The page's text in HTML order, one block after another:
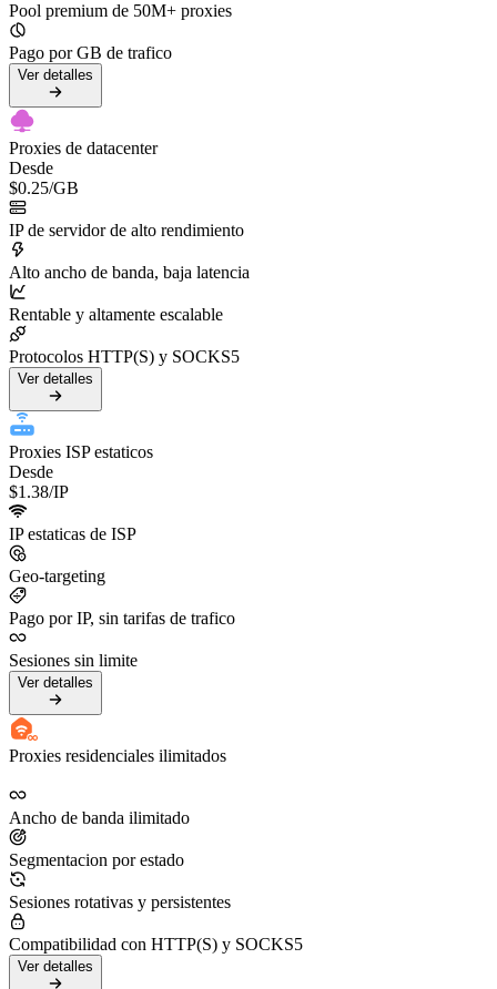
Pool premium de 50M+ proxies
Pago por GB de trafico
Ver detalles
Proxies de datacenter
Desde
$0.25/GB
IP de servidor de alto rendimiento
Alto ancho de banda, baja latencia
Rentable y altamente escalable
Protocolos HTTP(S) y SOCKS5
Ver detalles
Proxies ISP estaticos
Desde
$1.38/IP
IP estaticas de ISP
Geo-targeting
Pago por IP, sin tarifas de trafico
Sesiones sin limite
Ver detalles
Proxies residenciales ilimitados
Ancho de banda ilimitado
Segmentacion por estado
Sesiones rotativas y persistentes
Compatibilidad con HTTP(S) y SOCKS5
Ver detalles